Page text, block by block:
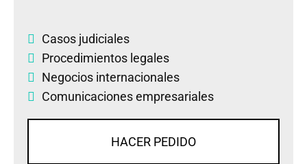
Casos judiciales
Procedimientos legales
Negocios internacionales
Comunicaciones empresariales
HACER PEDIDO